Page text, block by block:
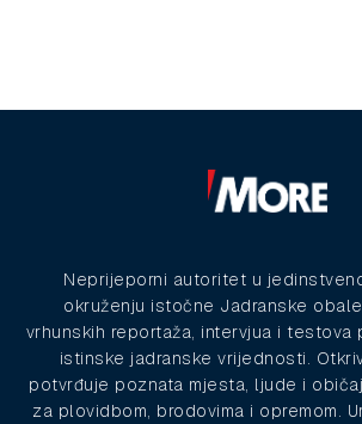
Neprijeporni autoritet u
okruženju istočne Jadranske
vrhunskih reportaža, intervjua i testova
istinske jadranske vrijednosti.
potvrđuje poznata mjesta, ljude i
za plovidbom, brodovima i opremom.